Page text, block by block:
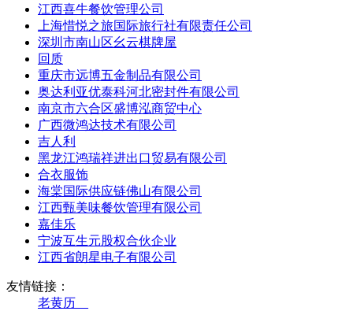
江西喜牛餐饮管理公司
上海惜悦之旅国际旅行社有限责任公司
深圳市南山区幺云棋牌屋
回质
重庆市远博五金制品有限公司
奥达利亚优泰科河北密封件有限公司
南京市六合区盛博泓商贸中心
广西微鸿达技术有限公司
吉人利
黑龙江鸿瑞祥进出口贸易有限公司
合衣服饰
海棠国际供应链佛山有限公司
江西甄美味餐饮管理有限公司
嘉佳乐
宁波互生元股权合伙企业
江西省朗星电子有限公司
友情链接：
老黄历__